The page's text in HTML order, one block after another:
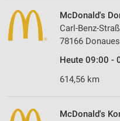
McDonald's
Carl-Benz-
78166
Heute 09:00 -
614,56 km
McDonald's